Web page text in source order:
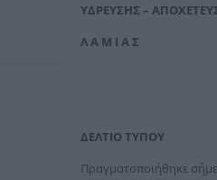
ΥΔΡΕΥΣΗΣ –
Λ Α Μ Ι Α Σ
ΔΕΛΤΙΟ ΤΥΠΟΥ
Πραγματοποιήθηκε